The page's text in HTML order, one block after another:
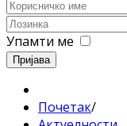
Упамти ме
Пријава
Почетак/